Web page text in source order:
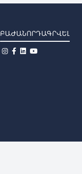
ԲԱԺԱՆՈՐԴԱԳՐՎԵԼ